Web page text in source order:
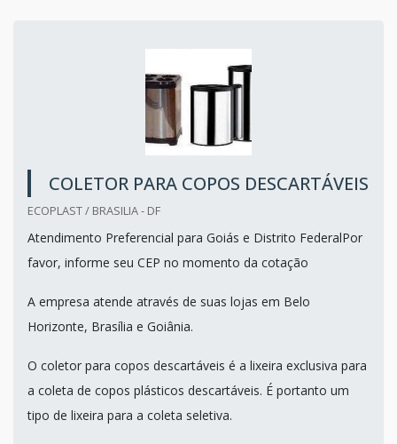
COLETOR PARA COPOS DESCARTÁVEIS
ECOPLAST / BRASILIA - DF
Atendimento Preferencial para Goiás e Distrito FederalPor
favor, informe seu CEP no momento da cotação
A empresa atende através de suas lojas em Belo
Horizonte, Brasília e Goiânia.
O coletor para copos descartáveis é a lixeira exclusiva para
a coleta de copos plásticos descartáveis. É portanto um
tipo de lixeira para a coleta seletiva.